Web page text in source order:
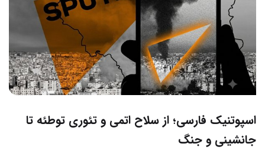
اسپوتنیک فارسی؛ از سلاح اتمی و تئوری توطئه تا
جانشینی و جنگ